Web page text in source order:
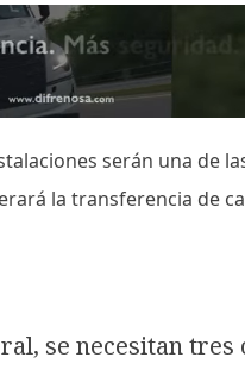
serán una de
la transferencia de
se necesitan